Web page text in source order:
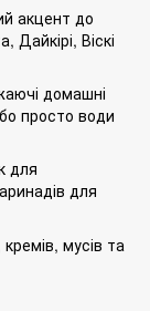
акцент до
Дайкірі, Віскі
домашні
просто води
для
для
мусів та